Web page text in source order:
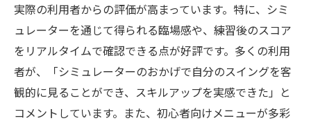
実際の利用者からの評価が高まっています。特に、シミ
ュレーターを通じて得られる臨場感や、練習後のスコア
をリアルタイムで確認できる点が好評です。多くの利用
者が、「シミュレーターのおかげで自分のスイングを客
観的に見ることができ、スキルアップを実感できた」と
コメントしています。また、初心者向けメニューが多彩